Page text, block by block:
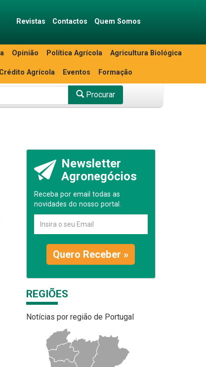
Revistas Contactos Quem Somos
Opinião Política Agrícola Agricultura Biológica
Crédito Agrícola Eventos Formação
Procurar
Newsletter
Agronegócios
Receba por email todas as
novidades do nosso portal.
Quero Receber »
REGIÕES
Notícias por região de Portugal